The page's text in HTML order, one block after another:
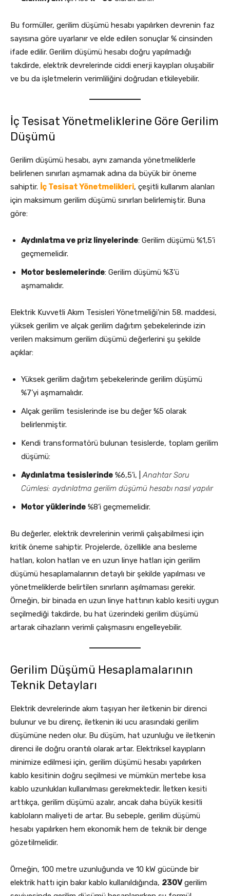
Bu formüller, gerilim düşümü hesabı yapılırken devrenin faz
sayısına göre uyarlanır ve elde edilen sonuçlar % cinsinden
ifade edilir. Gerilim düşümü hesabı doğru yapılmadığı
takdirde, elektrik devrelerinde ciddi enerji kayıpları oluşabilir
ve bu da işletmelerin verimliliğini doğrudan etkileyebilir.
İç Tesisat Yönetmeliklerine Göre Gerilim
Düşümü
Gerilim düşümü hesabı, aynı zamanda yönetmeliklerle
belirlenen sınırları aşmamak adına da büyük bir öneme
sahiptir. İç Tesisat Yönetmelikleri, çeşitli kullanım alanları
için maksimum gerilim düşümü sınırları belirlemiştir. Buna
göre:
Aydınlatma ve priz linyelerinde: Gerilim düşümü %1,5’i
geçmemelidir.
Motor beslemelerinde: Gerilim düşümü %3’ü
aşmamalıdır.
Elektrik Kuvvetli Akım Tesisleri Yönetmeliği’nin 58. maddesi,
yüksek gerilim ve alçak gerilim dağıtım şebekelerinde izin
verilen maksimum gerilim düşümü değerlerini şu şekilde
açıklar:
Yüksek gerilim dağıtım şebekelerinde gerilim düşümü
%7’yi aşmamalıdır.
Alçak gerilim tesislerinde ise bu değer %5 olarak
belirlenmiştir.
Kendi transformatörü bulunan tesislerde, toplam gerilim
düşümü:
Aydınlatma tesislerinde %6,5’i, |Anahtar Soru
Cümlesi: aydınlatma gerilim düşümü hesabı nasıl yapılır
Motor yüklerinde %8’i geçmemelidir.
Bu değerler, elektrik devrelerinin verimli çalışabilmesi için
kritik öneme sahiptir. Projelerde, özellikle ana besleme
hatları, kolon hatları ve en uzun linye hatları için gerilim
düşümü hesaplamalarının detaylı bir şekilde yapılması ve
yönetmeliklerde belirtilen sınırların aşılmaması gerekir.
Örneğin, bir binada en uzun linye hattının kablo kesiti uygun
seçilmediği takdirde, bu hat üzerindeki gerilim düşümü
artarak cihazların verimli çalışmasını engelleyebilir.
Gerilim Düşümü Hesaplamalarının
Teknik Detayları
Elektrik devrelerinde akım taşıyan her iletkenin bir direnci
bulunur ve bu direnç, iletkenin iki ucu arasındaki gerilim
düşümüne neden olur. Bu düşüm, hat uzunluğu ve iletkenin
direnci ile doğru orantılı olarak artar. Elektriksel kayıpların
minimize edilmesi için, gerilim düşümü hesabı yapılırken
kablo kesitinin doğru seçilmesi ve mümkün mertebe kısa
kablo uzunlukları kullanılması gerekmektedir. İletken kesiti
arttıkça, gerilim düşümü azalır, ancak daha büyük kesitli
kabloların maliyeti de artar. Bu sebeple, gerilim düşümü
hesabı yapılırken hem ekonomik hem de teknik bir denge
gözetilmelidir.
Örneğin, 100 metre uzunluğunda ve 10 kW gücünde bir
elektrik hattı için bakır kablo kullanıldığında, 230Vgerilim